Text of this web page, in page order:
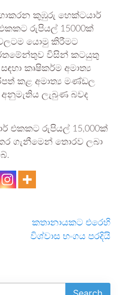
කුඹුරු හෙක්ටයාර්
රුපියල් 15000ක්
යොමු කිරීමට
විසින් කටයුතු
කෘෂිකර්ම අමාත්‍ය
කළ අමාත්‍ය මණ්ඩල
අනුමැතිය ලැබුණ බවද
එකකට රුපියල් 15,000ක්
ගැනීමෙන් තොරව ලබා
කතානායකට එරෙහි
විශ්වාස භංගය පරදියි